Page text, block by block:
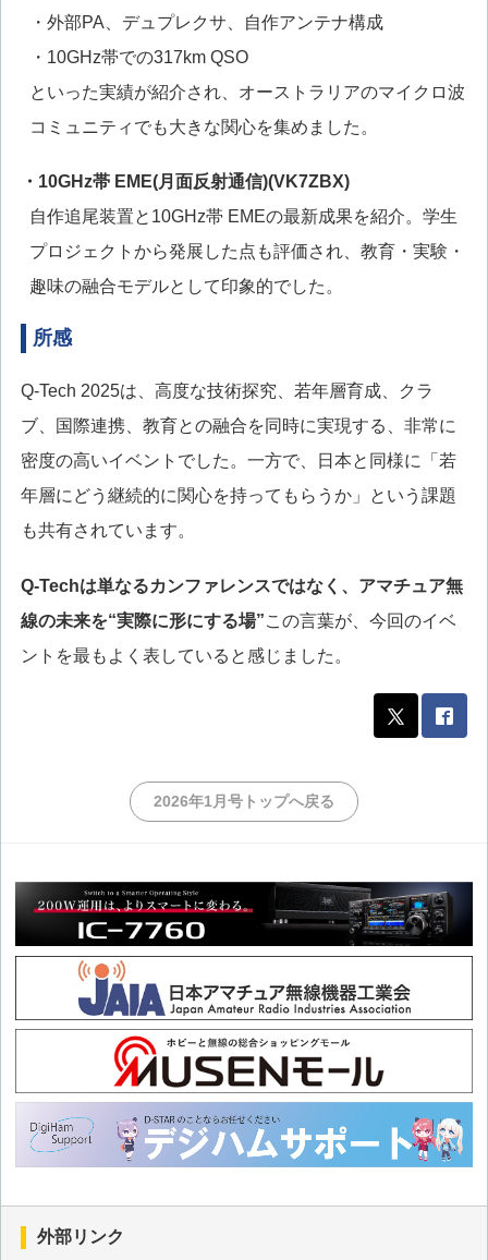
・外部PA、デュプレクサ、自作アンテナ構成
・10GHz帯での317km QSO
といった実績が紹介され、オーストラリアのマイクロ波
コミュニティでも大きな関心を集めました。
・10GHz帯 EME(月面反射通信)(VK7ZBX)
自作追尾装置と10GHz帯 EMEの最新成果を紹介。学生
プロジェクトから発展した点も評価され、教育・実験・
趣味の融合モデルとして印象的でした。
所感
Q-Tech 2025は、高度な技術探究、若年層育成、クラ
ブ、国際連携、教育との融合を同時に実現する、非常に
密度の高いイベントでした。一方で、日本と同様に「若
年層にどう継続的に関心を持ってもらうか」という課題
も共有されています。
Q-Techは単なるカンファレンスではなく、アマチュア無
線の未来を“実際に形にする場”この言葉が、今回のイベ
ントを最もよく表していると感じました。
2026年1月号トップへ戻る
外部リンク